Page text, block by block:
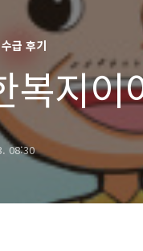
급 후기
복지
08:30